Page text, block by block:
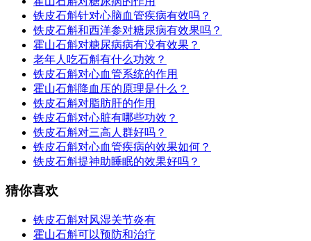
铁皮石斛针对心脑血管疾病有效吗？
铁皮石斛和西洋参对糖尿病有效果吗？
霍山石斛对糖尿病病有没有效果？
老年人吃石斛有什么功效？
铁皮石斛对心血管系统的作用
霍山石斛降血压的原理是什么？
铁皮石斛对脂肪肝的作用
铁皮石斛对心脏有哪些功效？
铁皮石斛对三高人群好吗？
铁皮石斛对心血管疾病的效果如何？
铁皮石斛提神助睡眠的效果好吗？
猜你喜欢
铁皮石斛对风湿关节炎有
霍山石斛可以预防和治疗